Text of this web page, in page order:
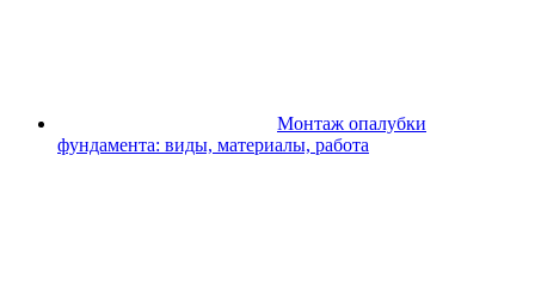
Монтаж опалубки
фундамента: виды, материалы, работа